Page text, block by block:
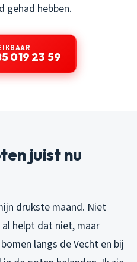
gehad hebben.
019 23 59
juist nu
drukste maand. Niet
helpt dat niet, maar
langs de Vecht en bij